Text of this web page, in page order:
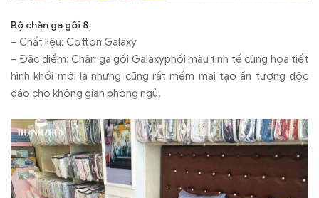
Bộ chăn ga gối 8
– Chất liệu: Cotton Galaxy
– Đặc điểm: Chăn ga gối Galaxyphối màu tinh tế cùng họa tiết
hình khối mới lạ nhưng cũng rất mềm mại tạo ấn tượng độc
đáo cho không gian phòng ngủ.